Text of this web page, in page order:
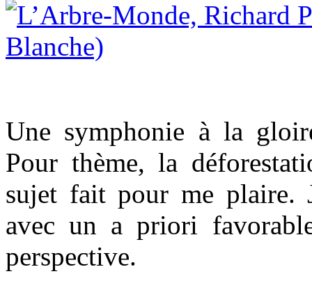
Une symphonie à la
Pour thème, la
sujet fait pour me plaire.
avec un a priori
perspective.